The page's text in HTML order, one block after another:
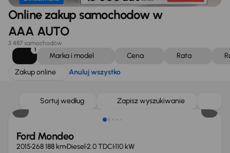
Online zakup samochodow w
AAA AUTO
3 487 samochodów
1
Marka i model Cena Rata
Zakup online
Anuluj wszystko
Sortuj według Zapisz wyszukiwanie
Taniej o 1 000 zł
Ford Mondeo
2015268 188 kmDiesel2.0 TDCI110 kW